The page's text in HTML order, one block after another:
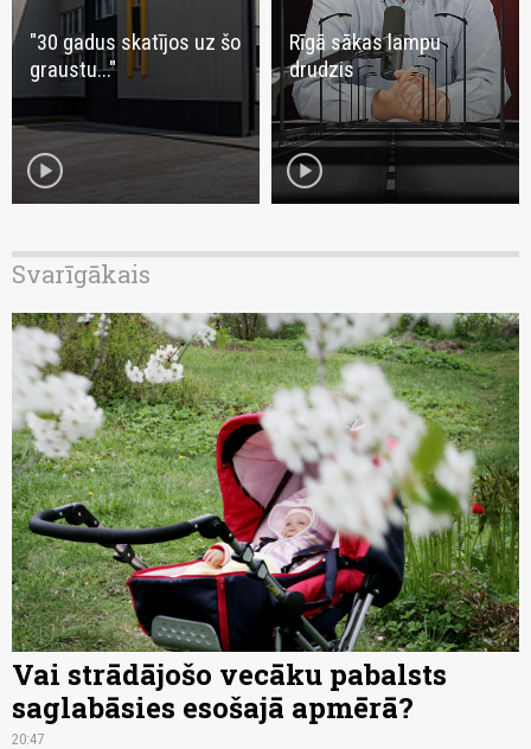
"30 gadus skatījos uz šo
graustu..."
play_circle
Rīgā sākas lampu
drudzis
play_circle
Svarīgākais
Vai strādājošo vecāku pabalsts
saglabāsies esošajā apmērā?
20:47